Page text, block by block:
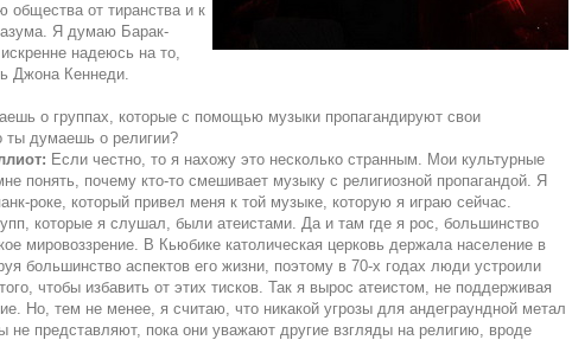
от тиранства и к
Я думаю Барак-
надеюсь на то,
Джона Кеннеди.
о группах, которые с помощью музыки пропагандируют свои
ты думаешь о религии?
Если честно, то я нахожу это несколько странным. Мои культурные
понять, почему кто-то смешивает музыку с религиозной пропагандой. Я
роке, который привел меня к той музыке, которую я играю сейчас.
которые я слушал, были атеистами. Да и там где я рос, большинство
мировоззрение. В Кьюбике католическая церковь держала население в
большинство аспектов его жизни, поэтому в 70-х годах люди устроили
чтобы избавить от этих тисков. Так я вырос атеистом, не поддерживая
Но, тем не менее, я считаю, что никакой угрозы для андеграундной метал
не представляют, пока они уважают другие взгляды на религию, вроде